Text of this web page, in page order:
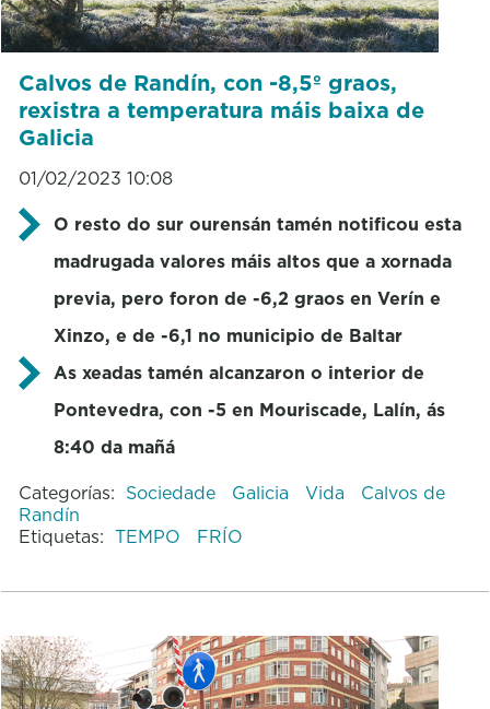
Calvos de Randín, con -8,5º graos,
rexistra a temperatura máis baixa de
Galicia
01/02/2023 10:08
O resto do sur ourensán tamén notificou esta
madrugada valores máis altos que a xornada
previa, pero foron de -6,2 graos en Verín e
Xinzo, e de -6,1 no municipio de Baltar
As xeadas tamén alcanzaron o interior de
Pontevedra, con -5 en Mouriscade, Lalín, ás
8:40 da mañá
Categorías: Sociedade Galicia Vida
Calvos de
Randín
Etiquetas: TEMPO FRÍO